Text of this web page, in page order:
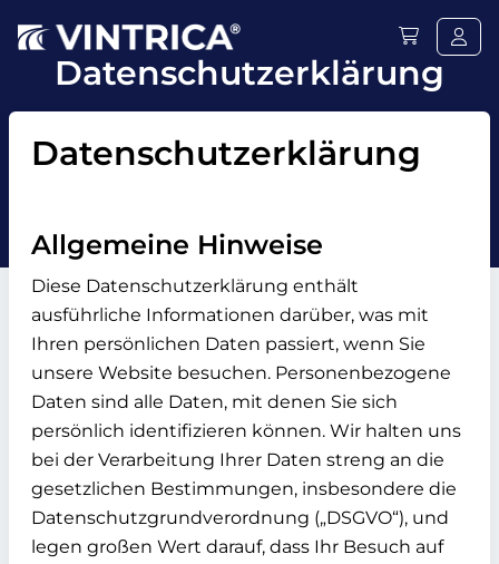
Datenschutzerklärung
Datenschutzerklärung
Allgemeine Hinweise
Diese Datenschutzerklärung enthält
ausführliche Informationen darüber, was mit
Ihren persönlichen Daten passiert, wenn Sie
unsere Website besuchen. Personenbezogene
Daten sind alle Daten, mit denen Sie sich
persönlich identifizieren können. Wir halten uns
bei der Verarbeitung Ihrer Daten streng an die
gesetzlichen Bestimmungen, insbesondere die
Datenschutzgrundverordnung („DSGVO“), und
legen großen Wert darauf, dass Ihr Besuch auf